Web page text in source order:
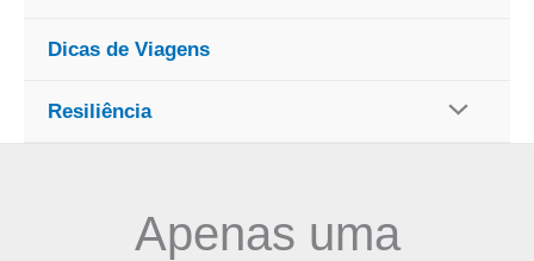
Dicas de Viagens
Resiliência
Apenas uma